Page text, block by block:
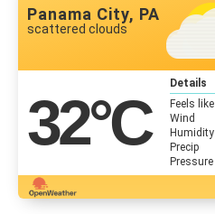
Panama City, PA
scattered clouds
32°C
Details
Feels like
Wind
Humidity
Precip
Pressure